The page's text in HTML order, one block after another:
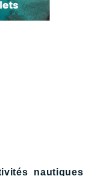
nautiques